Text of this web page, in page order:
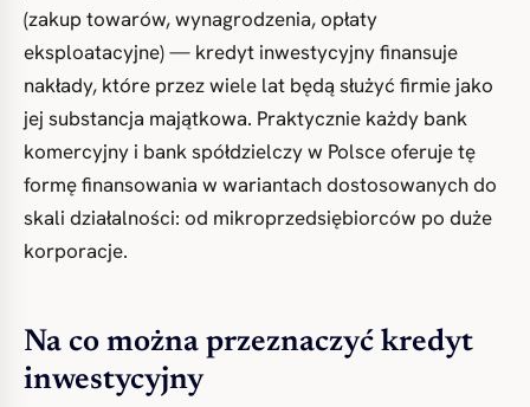
(zakup towarów, wynagrodzenia, opłaty
eksploatacyjne) — kredyt inwestycyjny finansuje
nakłady, które przez wiele lat będą służyć firmie jako
jej substancja majątkowa. Praktycznie każdy bank
komercyjny i bank spółdzielczy w Polsce oferuje tę
formę finansowania w wariantach dostosowanych do
skali działalności: od mikroprzedsiębiorców po duże
korporacje.
Na co można przeznaczyć kredyt
inwestycyjny